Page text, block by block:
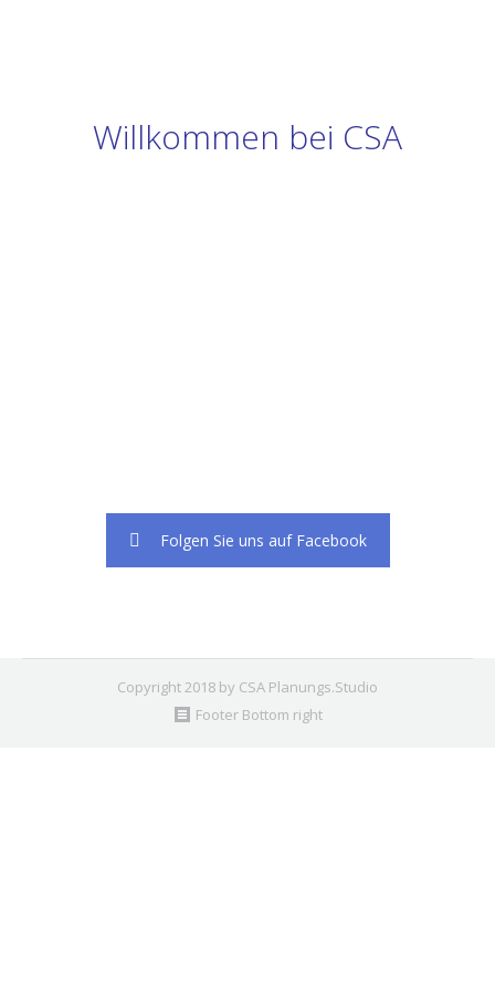
Willkommen bei CSA
Folgen Sie uns auf Facebook
Copyright 2018 by CSA Planungs.Studio
Footer Bottom right